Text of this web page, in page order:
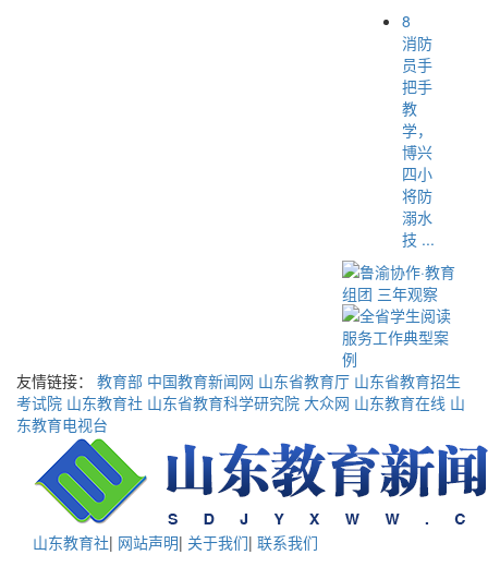
8
消防
员手
把手
教
学，
博兴
四小
将防
溺水
技 ...
友情链接： 教育部 中国教育新闻网 山东省教育厅 山东省教育招生
考试院 山东教育社 山东省教育科学研究院 大众网 山东教育在线 山
东教育电视台
山东教育社| 网站声明| 关于我们| 联系我们